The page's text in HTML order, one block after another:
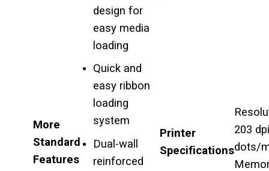
More
Standard
Features
design for
easy media
loading
Quick and
easy ribbon
loading
system
Dual-wall
reinforced
Printer
Specifications
203
dots/